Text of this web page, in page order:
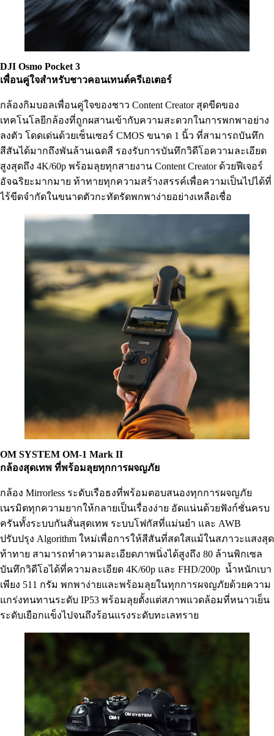
DJI Osmo Pocket 3
เพื่อนคู่ใจสำหรับชาวคอนเทนต์ครีเอเตอร์
กล้องกิมบอลเพื่อนคู่ใจของชาว Content Creator สุดขีดของ
เทคโนโลยีกล้องที่ถูกผสานเข้ากับความสะดวกในการพกพาอย่าง
ลงตัว โดดเด่นด้วยเซ็นเซอร์ CMOS ขนาด 1 นิ้ว ที่สามารถบันทึก
สีสันได้มากถึงพันล้านเฉดสี รองรับการบันทึกวิดีโอความละเอียด
สูงสุดถึง 4K/60p พร้อมลุยทุกสายงาน Content Creator ด้วยฟีเจอร์
อัจฉริยะมากมาย ท้าทายทุกความสร้างสรรค์เพื่อความเป็นไปได้ที่
ไร้ขีดจำกัดในขนาดตัวกะทัดรัดพกพาง่ายอย่างเหลือเชื่อ
OM SYSTEM OM-1 Mark II
กล้องสุดเทพ ที่พร้อมลุยทุกการผจญภัย
กล้อง Mirrorless ระดับเรือธงที่พร้อมตอบสนองทุกการผจญภัย
เนรมิตทุกความยากให้กลายเป็นเรื่องง่าย อัดแน่นด้วยฟังก์ชั่นครบ
ครันทั้งระบบกันสั่นสุดเทพ ระบบโฟกัสที่แม่นยำ และ AWB
ปรับปรุง Algorithm ใหม่เพื่อการให้สีสันที่สดใสแม้ในสภาวะแสงสุด
ท้าทาย สามารถทำความละเอียดภาพนิ่งได้สูงถึง 80 ล้านพิกเซล
บันทึกวิดีโอได้ที่ความละเอียด 4K/60p และ FHD/200p น้ำหนักเบา
เพียง 511 กรัม พกพาง่ายและพร้อมลุยในทุกการผจญภัยด้วยความ
แกร่งทนทานระดับ IP53 พร้อมลุยตั้งแต่สภาพแวดล้อมที่หนาวเย็น
ระดับเยือกแข็งไปจนถึงร้อนแรงระดับทะเลทราย